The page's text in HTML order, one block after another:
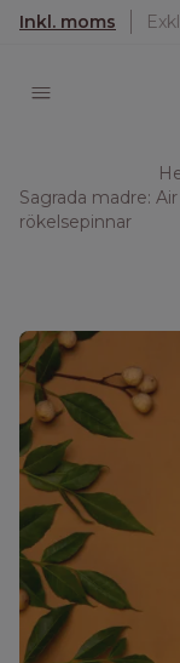
Inkl. moms
Sagrada madre:
rökelsepinnar